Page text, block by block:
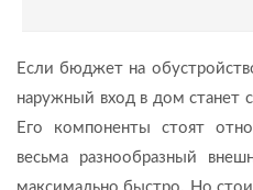
Если бюджет на
наружный вход в дом
Его компоненты стоят
весьма разнообразный